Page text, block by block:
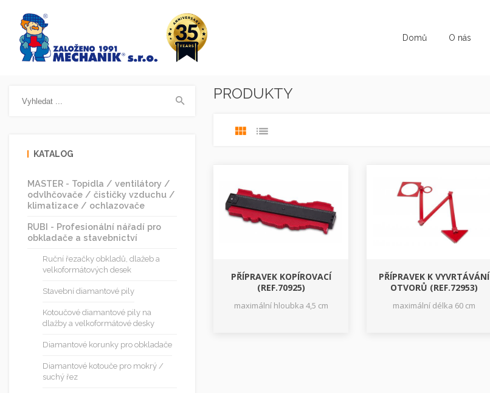
Domů O nás
KATALOG
MASTER - Topidla / ventilátory /
odvlhčovače / čističky vzduchu /
klimatizace / ochlazovače
RUBI - Profesionální nářadí pro
obkladače a stavebnictví
Ruční řezačky obkladů, dlažeb a
velkoformátových desek
Stavební diamantové pily
Kotoučové diamantové pily na
dlažby a velkoformátové desky
Diamantové korunky pro obkladače
Diamantové kotouče pro mokrý /
suchý řez
PRODUKTY
PŘÍPRAVEK KOPÍROVACÍ
(REF.70925)
maximální hloubka 4,5 cm
PŘÍPRAVEK K VYVRTÁVÁNÍ
OTVORŮ (REF.72953)
maximální délka 60 cm